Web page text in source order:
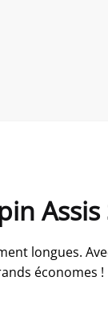
longues.
économes !